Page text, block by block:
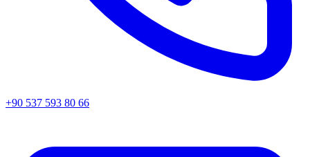
+90 537 593 80 66